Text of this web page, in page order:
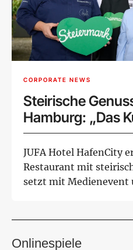
CORPORATE NEWS
Steirische
Hamburg: „Das
bringt das Grüne
hohen Norden
JUFA Hotel HafenCity
Restaurant mit
setzt mit Medienevent
Onlinespiele